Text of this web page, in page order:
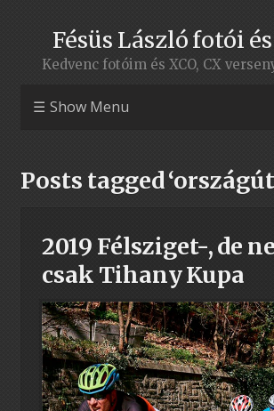
Fésüs László fotói
Kedvenc fotóim és XCO, CX
Show Menu
Posts tagged
2019 Félsziget-, de
csak Tihany Kupa